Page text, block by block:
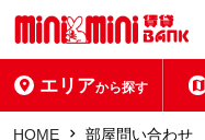
エリアから探す
HOME 部屋問い合わせ